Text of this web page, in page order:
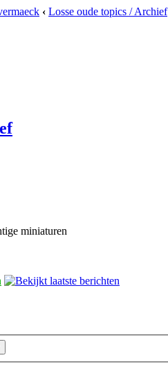
‹ Losse oude topics / Archief
miniaturen